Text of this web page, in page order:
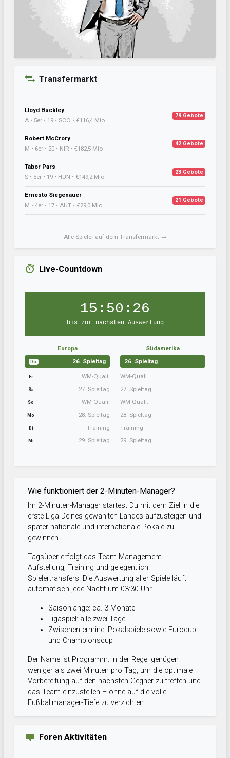
Transfermarkt
Lloyd Buckley
A • 5er • 19 • SCO • €116,4 Mio
79 Gebote
Robert McCrory
M • 6er • 20 • NIR • €182,5 Mio
42 Gebote
Tabor Pars
S • 5er • 19 • HUN • €149,2 Mio
23 Gebote
Ernesto Siegenauer
M • 4er • 17 • AUT • €29,0 Mio
21 Gebote
Alle Spieler auf dem Transfermarkt →
Live-Countdown
15:50:25
bis zur nächsten Auswertung
Europa
Do 26. Spieltag
Fr WM-Quali.
Sa 27. Spieltag
So WM-Quali.
Mo 28. Spieltag
Di Training
Mi 29. Spieltag
Südamerika
26. Spieltag
WM-Quali.
27. Spieltag
WM-Quali.
28. Spieltag
Training
29. Spieltag
Wie funktioniert der 2-Minuten-Manager?
Im 2-Minuten-Manager startest Du mit dem Ziel in die
erste Liga Deines gewählten Landes aufzusteigen und
später nationale und internationale Pokale zu
gewinnen.
Tagsüber erfolgt das Team-Management:
Aufstellung, Training und gelegentlich
Spielertransfers. Die Auswertung aller Spiele läuft
automatisch jede Nacht um 03:30 Uhr.
Saisonlänge: ca. 3 Monate
Ligaspiel: alle zwei Tage
Zwischentermine: Pokalspiele sowie Eurocup
und Championscup
Der Name ist Programm: In der Regel genügen
weniger als zwei Minuten pro Tag, um die optimale
Vorbereitung auf den nächsten Gegner zu treffen und
das Team einzustellen – ohne auf die volle
Fußballmanager-Tiefe zu verzichten.
Foren Aktivitäten